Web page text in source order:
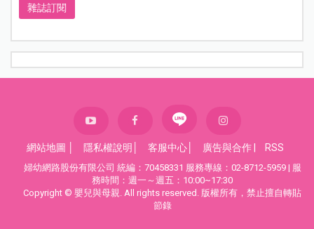
雜誌訂閱
網站地圖 隱私權說明 客服中心 廣告與合作 RSS
婦幼網路股份有限公司 統編：70458331 服務專線：02-8712-5959 | 服
務時間：週一～週五：10:00~17:30
Copyright © 嬰兒與母親. All rights reserved. 版權所有，禁止擅自轉貼
節錄